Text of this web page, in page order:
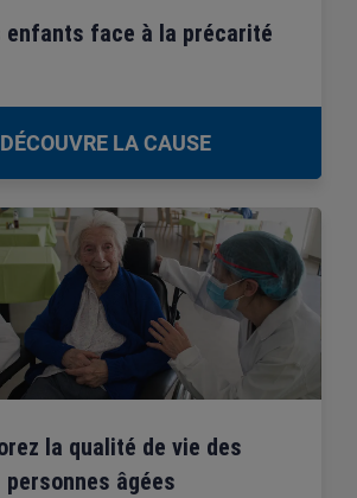
enfants face à la précarité
LA CAUSE
la qualité de vie des
personnes âgées